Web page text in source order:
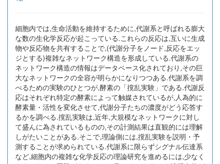
細胞内では,生命活動を維持するために,代謝系と呼ばれる膨大
な数の生化学反応が起こっている.これらの反応は,互いに生成
物や反応物を共有することで,(代謝分子をノード,反応をエッ
ジとする)複雑なネットワーク構造を形成している.代謝系の
ネットワーク構造の情報はデータベース化されており,その巨
大なネットワークの全容が明らかになりつつある.代謝系を調
べるための実験のひとつが,酵素の「撹乱実験」である.代謝反
応はそれぞれ特定の酵素によって触媒されているが,人為的に
酵素量・活性を変化させて,代謝分子たちの濃度がどう応答す
るかを調べる.撹乱実験は,近年,大規模なネットワークに対し
て盛んに為されているものの,その計測結果は直観的には理解
しがたいことがある.そこで,理論側には,撹乱実験を説明・予
測することが求められている.代謝系に限らずシグナル伝達系
など,細胞内の複雑な化学反応の理論研究を進めるには,少なく